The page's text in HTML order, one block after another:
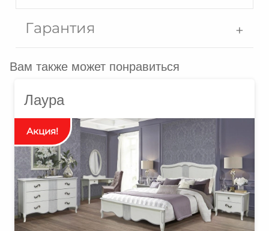
Гарантия
Вам также может понравиться
Лаура